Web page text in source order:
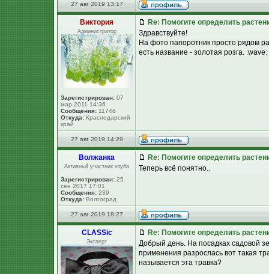
27 авг 2019 13:17
Виктория
Администратор
Зарегистрирован: 07
мар 2011 14:36
Сообщения: 11746
Откуда: Краснодарский
край
Re: Помогите определить
Здравствуйте!
На фото папоротник просто рядом
есть название - золотая розга. :wave:
27 авг 2019 14:29
Волжанка
Активный участник клуба
Зарегистрирован: 25
сен 2017 17:01
Сообщения: 239
Откуда: Волгоград
Re: Помогите определить
Теперь всё понятно..
27 авг 2019 18:27
CLASSic
Эксперт
Re: Помогите определить
Добрый день. На посадках садовой
применения разрослась вот такая
называется эта травка?